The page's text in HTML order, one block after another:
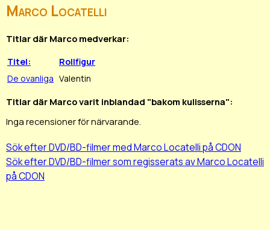
Marco Locatelli
Titlar där Marco medverkar:
Titel:
Rollfigur
De ovanliga Valentin
Titlar där Marco varit inblandad "bakom kulisserna":
Inga recensioner för närvarande.
Sök efter DVD/BD-filmer med Marco Locatelli på CDON
Sök efter DVD/BD-filmer som regisserats av Marco Locatelli
på CDON